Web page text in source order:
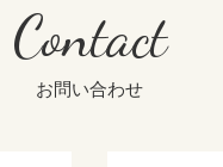
Contact
お問い合わせ